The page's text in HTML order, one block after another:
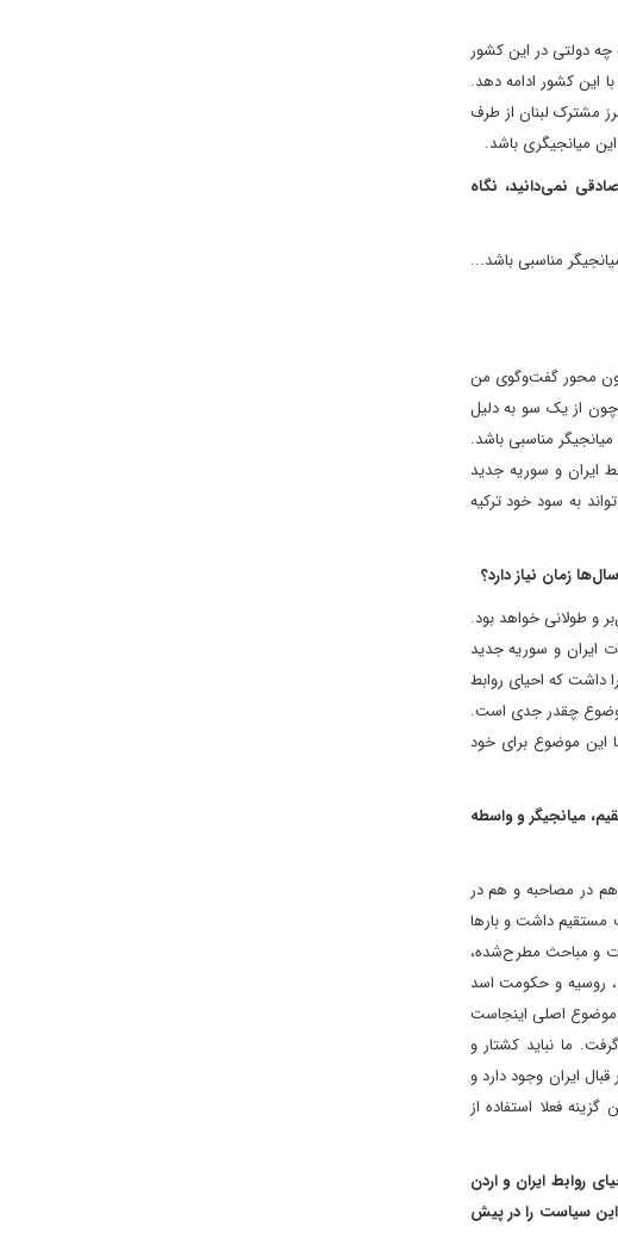
چه دولتی در این کشور
با این کشور ادامه دهد.
مشترک لبنان از طرف
میانجیگری باشد.
نمی‌دانید، نگاه
مناسبی باشد...
محور گفت‌وگوی من
چون از یک سو به دلیل
مناسبی باشد.
ایران و سوریه جدید
به سود خود ترکیه
زمان نیاز دارد؟
و طولانی خواهد بود.
ایران و سوریه جدید
داشت که احیای روابط
چقدر جدی است.
این موضوع برای خود
میانجیگر و واسطه
در مصاحبه و هم در
مستقیم داشت و بارها
انتقادات و مباحث مطرح‌شده،
روسیه و حکومت اسد
موضوع اصلی اینجاست
ما نباید کشتار و
ایران وجود دارد و
فعلا استفاده از
روابط ایران و اردن
این سیاست را در پیش